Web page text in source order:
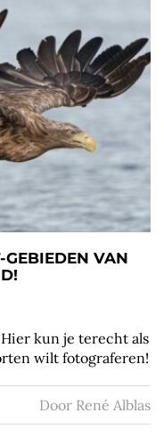
GEBIEDEN VAN
kun je terecht als
wilt fotograferen!
Door René Alblas